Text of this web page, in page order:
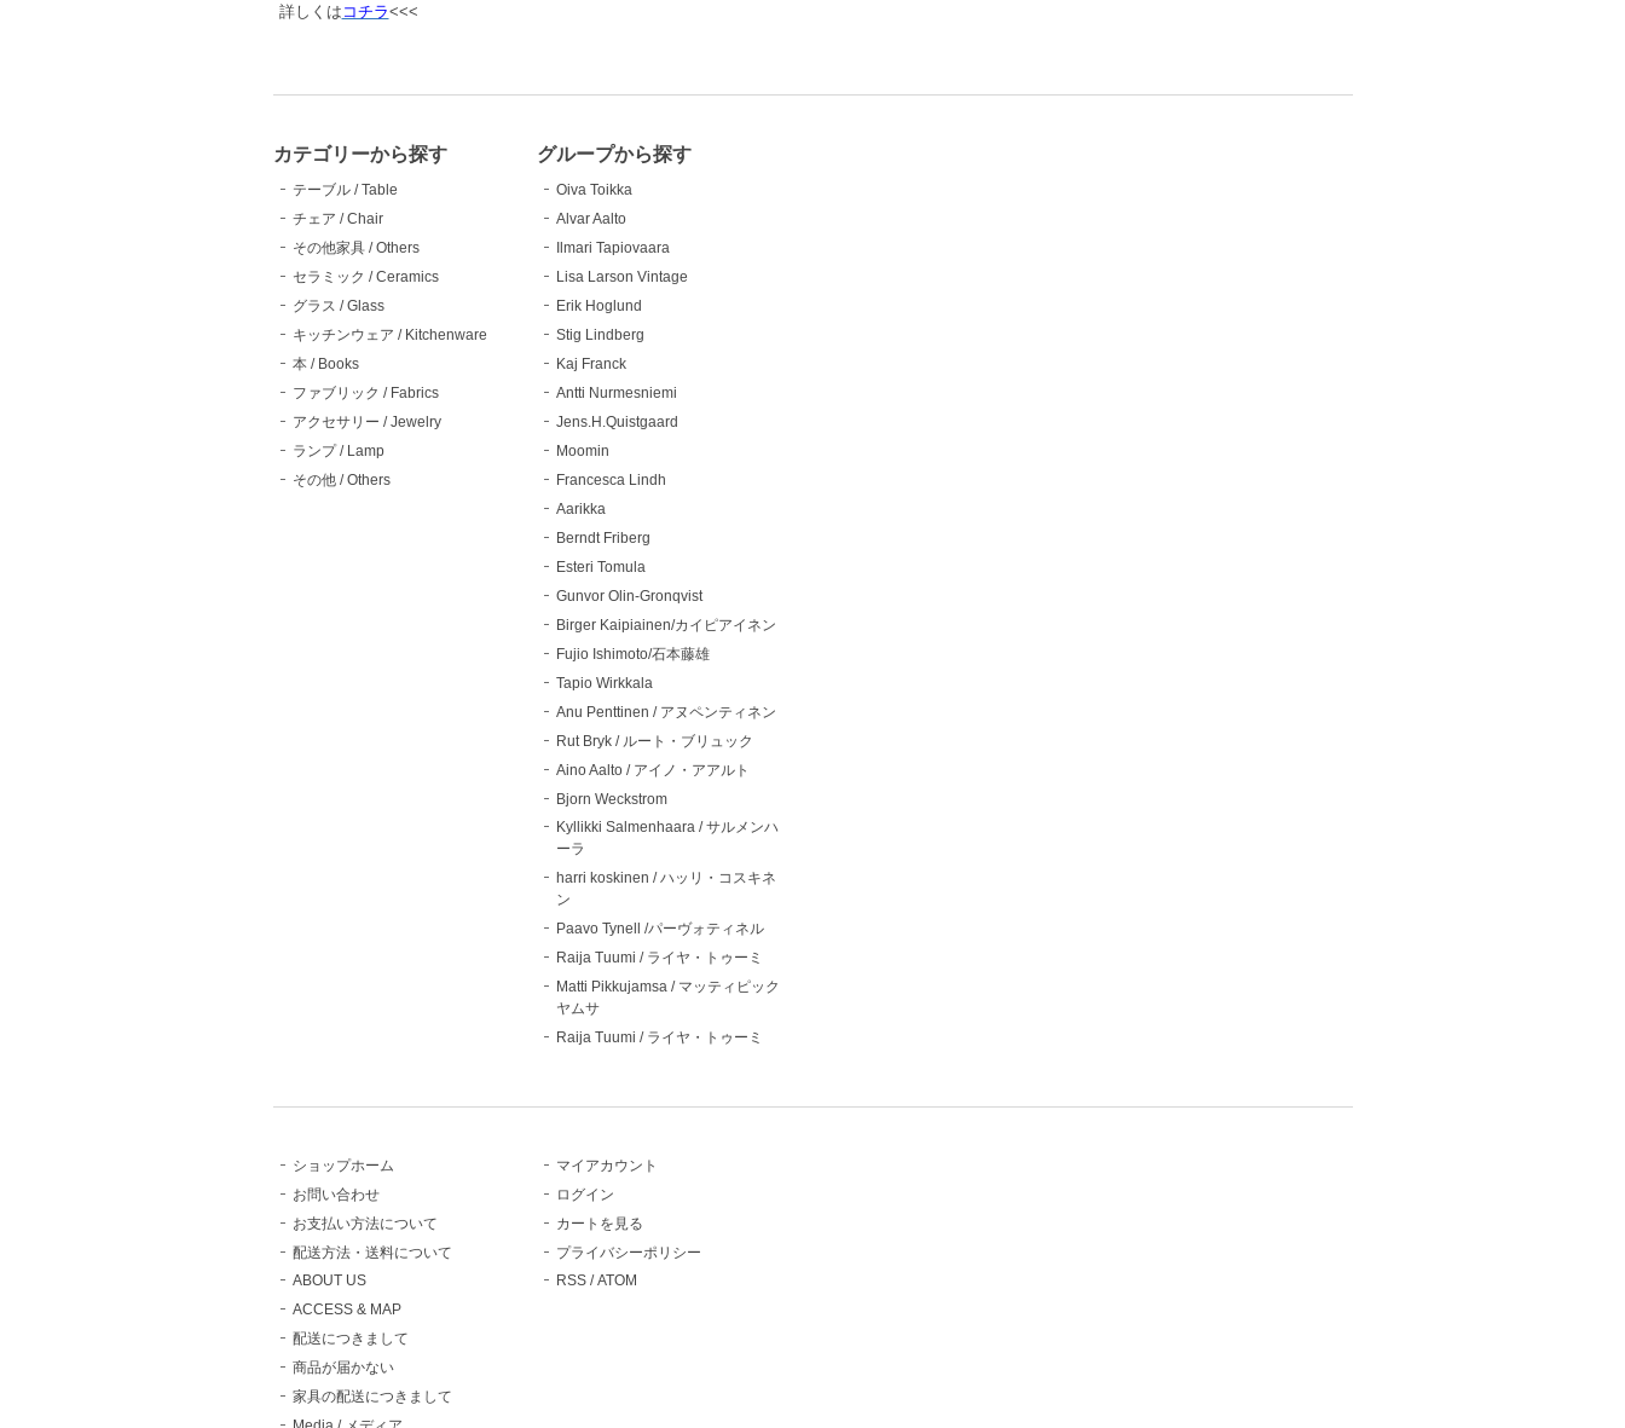
詳しくは コチラ<<<
カテゴリーから探す
テーブル / Table
チェア / Chair
その他家具 / Others
セラミック / Ceramics
グラス / Glass
キッチンウェア / Kitchenware
本 / Books
ファブリック / Fabrics
アクセサリー / Jewelry
ランプ / Lamp
その他 / Others
グループから探す
Oiva Toikka
Alvar Aalto
Ilmari Tapiovaara
Lisa Larson Vintage
Erik Hoglund
Stig Lindberg
Kaj Franck
Antti Nurmesniemi
Jens.H.Quistgaard
Moomin
Francesca Lindh
Aarikka
Berndt Friberg
Esteri Tomula
Gunvor Olin-Gronqvist
Birger Kaipiainen/カイピアイネン
Fujio Ishimoto/石本藤雄
Tapio Wirkkala
Anu Penttinen / アヌペンティネン
Rut Bryk / ルート・ブリュック
Aino Aalto / アイノ・アアルト
Bjorn Weckstrom
Kyllikki Salmenhaara / サルメンハ
ーラ
harri koskinen / ハッリ・コスキネ
ン
Paavo Tynell /パーヴォティネル
Raija Tuumi / ライヤ・トゥーミ
Matti Pikkujamsa / マッティピック
ヤムサ
Raija Tuumi / ライヤ・トゥーミ
ショップホーム
お問い合わせ
お支払い方法について
配送方法・送料について
ABOUT US
ACCESS & MAP
配送につきまして
商品が届かない
家具の配送につきまして
マイアカウント
ログイン
カートを見る
プライバシーポリシー
RSS/ATOM